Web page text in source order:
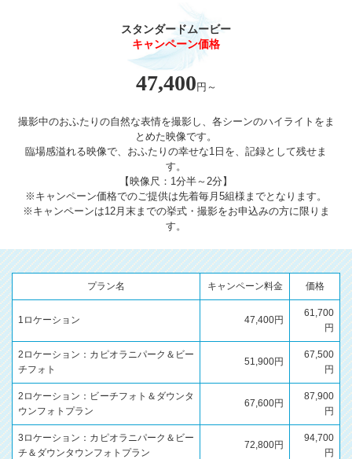
スタンダードムービー
キャンペーン価格
47,400 円～
撮影中のおふたりの自然な表情を撮影し、各シーンのハイライトをま
とめた映像です。
臨場感溢れる映像で、おふたりの幸せな1日を、記録として残せま
す。
【映像尺：1分半～2分】
※キャンペーン価格でのご提供は先着毎月5組様までとなります。
※キャンペーンは12月末までの挙式・撮影をお申込みの方に限りま
す。
プラン名 キャンペーン料金 価格
1ロケーション 47,400円
61,700
円
2ロケーション：カピオラニパーク＆ビー
チフォト
51,900円
67,500
円
2ロケーション：ビーチフォト＆ダウンタ
ウンフォトプラン
67,600円
87,900
円
3ロケーション：カピオラニパーク＆ビー
チ＆ダウンタウンフォトプラン
72,800円
94,700
円